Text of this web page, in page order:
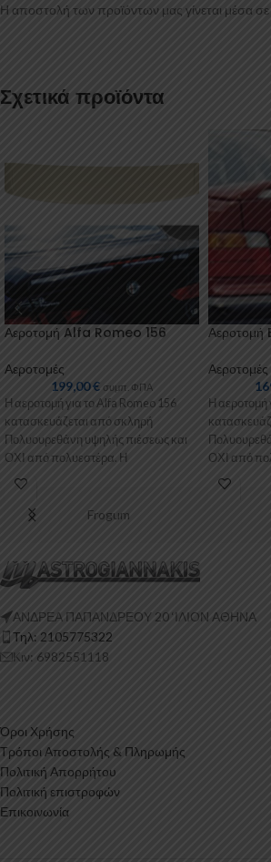
Η αποστολή των προϊόντων μας γίνεται μέσα σε
Σχετικά προϊόντα
Αεροτομή Alfa Romeo 156
Αεροτομές
199,00€ συμπ. ΦΠΑ
Η αεροτομή για το Alfa Romeo 156
κατασκευάζεται από σκληρή
Πολυουρεθάνη υψηλής πιέσεως και
ΟΧΙ από πολυεστέρα. Η
Πολυουρεθάνη είναι
Αεροτομή
Αεροτομές
Η αεροτομή
ΟΧΙ από
Frogum
ΑΝΔΡΕΑ ΠΑΠΑΝΔΡΕΟΥ 20 ‘ΙΛΙΟΝ ΑΘΗΝΑ
Τηλ: 2105775322
Κιν: 6982551118
Όροι Χρήσης
Τρόποι Αποστολής & Πληρωμής
Πολιτική Απορρήτου
Πολιτική επιστροφών
Επικοινωνία